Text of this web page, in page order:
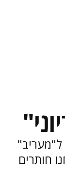
ל"מעריב"
חותרים